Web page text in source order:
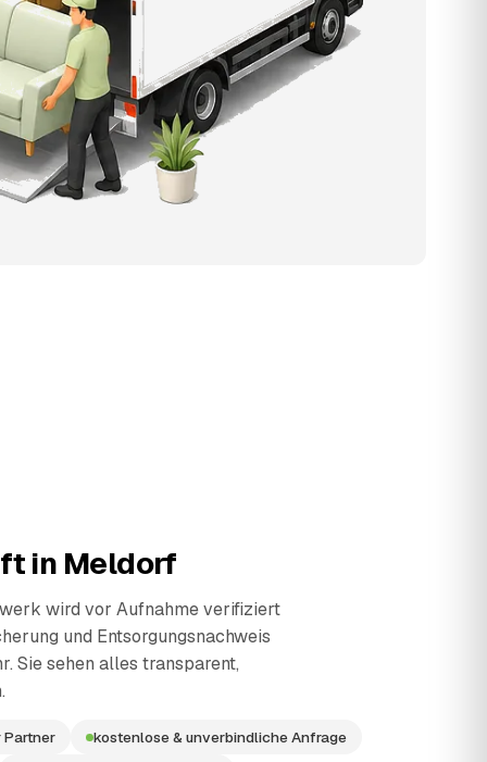
in Meldorf
wird vor Aufnahme verifiziert
und Entsorgungsnachweis
Sie sehen alles transparent,
Partner kostenlose & unverbindliche Anfrage